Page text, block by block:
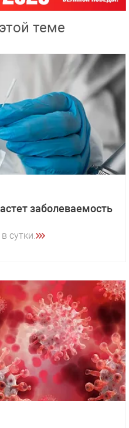
теме
заболеваемость
сутки.